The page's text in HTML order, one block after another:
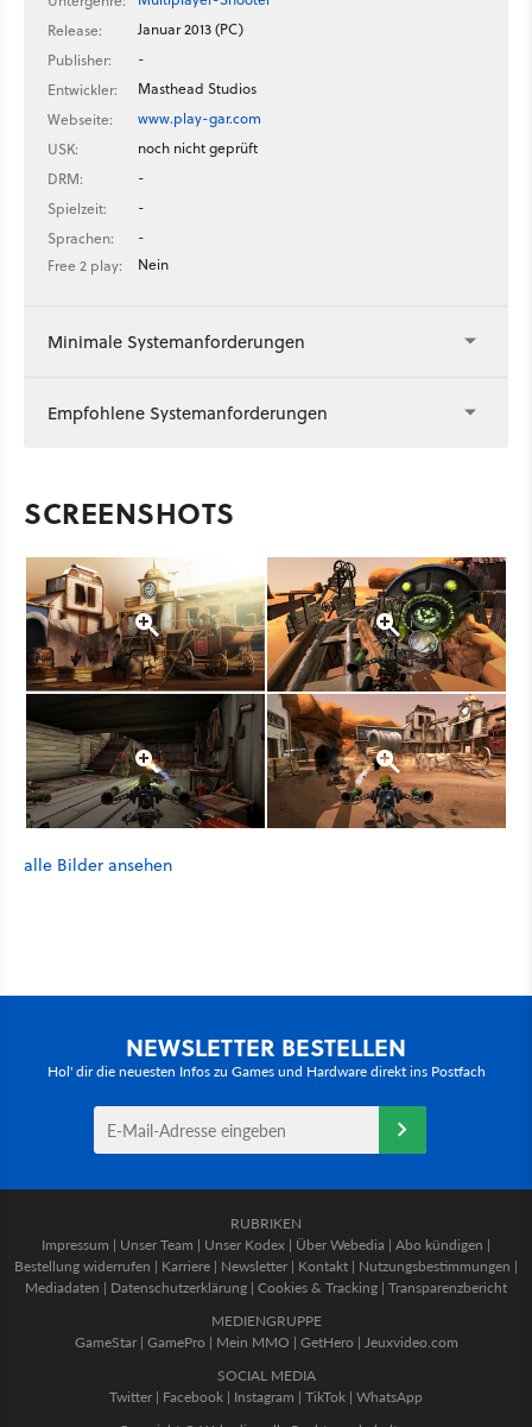
Release:
Januar 2013 (PC)
Publisher:
-
Entwickler:
Masthead Studios
Webseite:
www.play-gar.com
USK:
noch nicht geprüft
DRM:
-
Spielzeit:
-
Sprachen:
-
Free 2 play:
Nein
Minimale Systemanforderungen
Empfohlene Systemanforderungen
SCREENSHOTS
alle Bilder ansehen
NEWSLETTER BESTELLEN
Hol' dir die neuesten Infos zu Games und Hardware direkt ins Postfach
RUBRIKEN
Impressum | Unser Team | Unser Kodex | Über Webedia | Abo kündigen |
Bestellung widerrufen | Karriere | Newsletter | Kontakt | Nutzungsbestimmungen |
Mediadaten | Datenschutzerklärung | Cookies & Tracking | Transparenzbericht
MEDIENGRUPPE
GameStar| GamePro | Mein MMO | GetHero | Jeuxvideo.com
SOCIAL MEDIA
Twitter | Facebook | Instagram | TikTok | WhatsApp